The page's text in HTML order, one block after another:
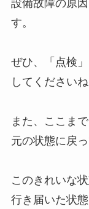
設備故障の原
す。
ぜひ、「点検
してくださいね
また、ここま
元の状態に戻
このきれいな
行き届いた状